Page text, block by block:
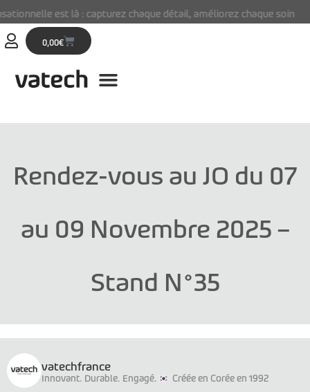
est là : capturez chaque détail, améliorez chaque soin
0,00€
Rendez-vous au JO du 07
au 09 Novembre 2025 –
Stand N°35
vatechfrance
Innovant. Durable. Engagé. Créée en Corée en 1992